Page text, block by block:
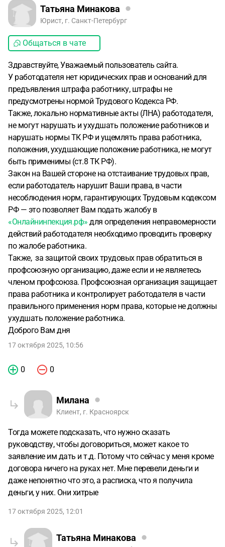
Татьяна Минакова
Юрист, г. Санкт-Петербург
Общаться в чате
Здравствуйте, Уважаемый пользователь сайта.
У работодателя нет юридических прав и оснований для
предъявления штрафа работнику, штрафы не
предусмотрены нормой Трудового Кодекса РФ.
Также, локально нормативные акты (ЛНА) работодателя,
не могут нарушать и ухудшать положение работников и
нарушать нормы ТК РФ и ущемлять права работника,
положения, ухудшающие положение работника, не могут
быть применимы (ст.8 ТК РФ).
Закон на Вашей стороне на отстаивание трудовых прав,
если работодатель нарушит Ваши права, в части
несоблюдения норм, гарантирующих Трудовым кодексом
РФ — это позволяет Вам подать жалобу в
«Онлайнинпекция.рф» для определения неправомерности
действий работодателя необходимо проводить проверку
по жалобе работника.
Также, за защитой своих трудовых прав обратиться в
профсоюзную организацию, даже если и не являетесь
членом профсоюза. Профсоюзная организация защищает
права работника и контролирует работодателя в части
правильного применения норм права, которые не должны
ухудшать положение работника.
Доброго Вам дня
17 октября 2025, 10:56
0 0
Милана
Клиент, г. Красноярск
Тогда можете подсказать, что нужно сказать
руководству, чтобы договориться, может какое то
заявление им дать и т.д. Потому что сейчас у меня кроме
договора ничего на руках нет. Мне перевели деньги и
даже непонятно что это, а расписка, что я получила
деньги, у них. Они хитрые
17 октября 2025, 12:01
Татьяна Минакова